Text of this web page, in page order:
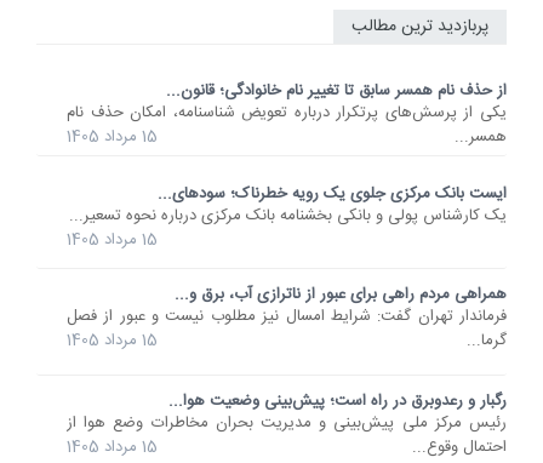
پربازدید ترین مطالب
از حذف نام همسر سابق تا تغییر نام خانوادگی؛ قانون...
یکی از پرسش‌های پرتکرار درباره تعویض شناسنامه، امکان حذف نام
همسر...
15 مرداد 1405
ایست بانک مرکزی جلوی یک رویه خطرناک؛ سودهای...
یک کارشناس پولی و بانکی بخشنامه بانک مرکزی درباره نحوه تسعیر...
15 مرداد 1405
همراهی مردم راهی برای عبور از ناترازی آب، برق و...
فرماندار تهران گفت: شرایط امسال نیز مطلوب نیست و عبور از فصل
گرما...
15 مرداد 1405
رگبار و رعدوبرق در راه است؛ پیش‌بینی وضعیت هوا...
رئیس مرکز ملی پیش‌بینی و مدیریت بحران مخاطرات وضع هوا از
احتمال وقوع...
15 مرداد 1405